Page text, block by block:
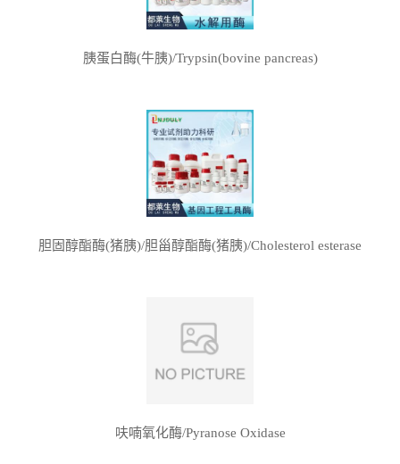
胰蛋白酶(牛胰)/Trypsin(bovine pancreas)
胆固醇酯酶(猪胰)/胆甾醇酯酶(猪胰)/Cholesterol esterase
呋喃氧化酶/Pyranose Oxidase